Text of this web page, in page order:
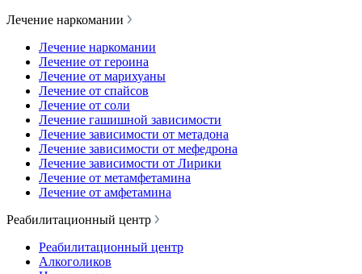
Лечение наркомании
Лечение наркомании
Лечение от героина
Лечение от марихуаны
Лечение от спайсов
Лечение от соли
Лечение гашишной зависимости
Лечение зависимости от метадона
Лечение зависимости от мефедрона
Лечение зависимости от Лирики
Лечение от метамфетамина
Лечение от амфетамина
Реабилитационный центр
Реабилитационный центр
Алкоголиков